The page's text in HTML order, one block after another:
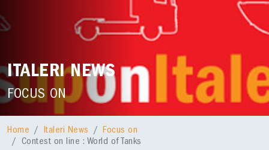
ITALERI NEWS
FOCUS ON
Home Italeri News
Focus on
Contest on line : World of Tanks